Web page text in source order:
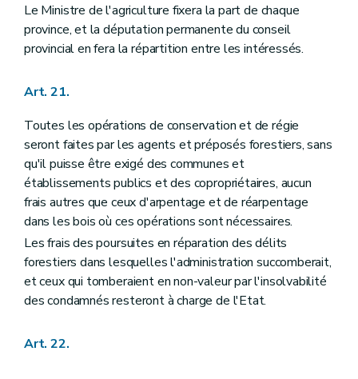
Le Ministre de l'agriculture fixera la part de chaque
province, et la députation permanente du conseil
provincial en fera la répartition entre les intéressés.
Art. 21.
Toutes les opérations de conservation et de régie
seront faites par les agents et préposés forestiers, sans
qu'il puisse être exigé des communes et
établissements publics et des copropriétaires, aucun
frais autres que ceux d'arpentage et de réarpentage
dans les bois où ces opérations sont nécessaires.
Les frais des poursuites en réparation des délits
forestiers dans lesquelles l'administration succomberait,
et ceux qui tomberaient en non-valeur par l'insolvabilité
des condamnés resteront à charge de l'Etat.
Art. 22.